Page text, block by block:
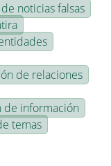
noticias falsas
de relaciones
de información
temas